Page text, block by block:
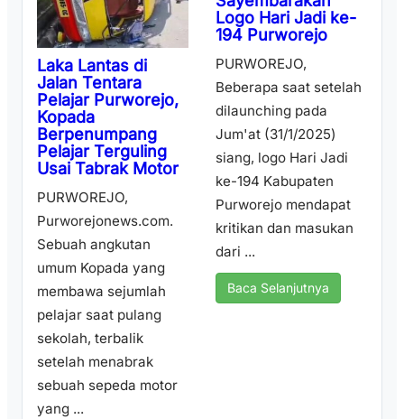
Laka Lantas di
Jalan Tentara
Pelajar Purworejo,
Kopada
Berpenumpang
Pelajar Terguling
Usai Tabrak Motor
PURWOREJO,
Purworejonews.com.
Sebuah angkutan
umum Kopada yang
membawa sejumlah
pelajar saat pulang
sekolah, terbalik
setelah menabrak
sebuah sepeda motor
yang ...
Logo Hari Jadi ke-
194 Purworejo
PURWOREJO,
Beberapa saat setelah
dilaunching pada
Jum'at (31/1/2025)
siang, logo Hari Jadi
ke-194 Kabupaten
Purworejo mendapat
kritikan dan masukan
dari ...
Baca Selanjutnya